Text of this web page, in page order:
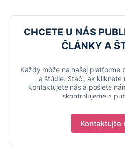
CHCETE U NÁS
ČLÁNKY A
Každý môže na našej platforme
a štúdie. Stačí, ak kliknete
kontaktujete nás a pošlete
skontrolujeme a
Kontaktujte